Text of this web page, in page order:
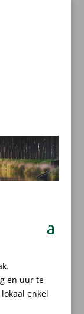
en uur te
enkel